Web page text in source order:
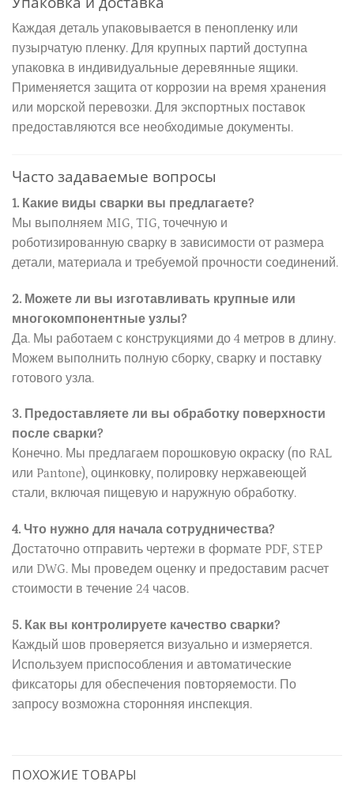
Каждая деталь упаковывается в пенопленку или
пузырчатую пленку. Для крупных партий доступна
упаковка в индивидуальные деревянные ящики.
Применяется защита от коррозии на время хранения
или морской перевозки. Для экспортных поставок
предоставляются все необходимые документы.
Часто задаваемые вопросы
1. Какие виды сварки вы предлагаете?
Мы выполняем MIG, TIG, точечную и
роботизированную сварку в зависимости от размера
детали, материала и требуемой прочности соединений.
2. Можете ли вы изготавливать крупные или
многокомпонентные узлы?
Да. Мы работаем с конструкциями до 4 метров в длину.
Можем выполнить полную сборку, сварку и поставку
готового узла.
3. Предоставляете ли вы обработку поверхности
после сварки?
Конечно. Мы предлагаем порошковую окраску (по RAL
или Pantone), оцинковку, полировку нержавеющей
стали, включая пищевую и наружную обработку.
4. Что нужно для начала сотрудничества?
Достаточно отправить чертежи в формате PDF, STEP
или DWG. Мы проведем оценку и предоставим расчет
стоимости в течение 24 часов.
5. Как вы контролируете качество сварки?
Каждый шов проверяется визуально и измеряется.
Используем приспособления и автоматические
фиксаторы для обеспечения повторяемости. По
запросу возможна сторонняя инспекция.
ПОХОЖИЕ ТОВАРЫ